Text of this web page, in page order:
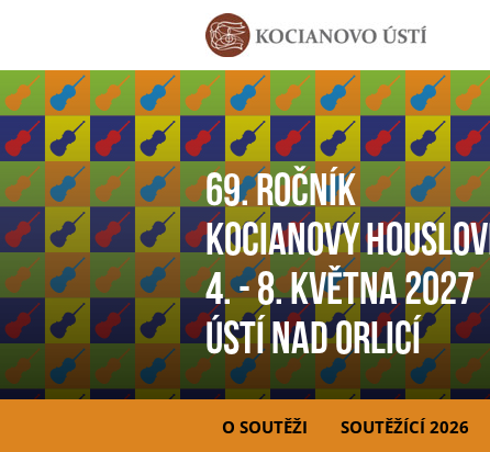
69. ročník
Kocianovy
4. - 8. května 2027
Ústí nad Orlicí
O SOUTĚŽI SOUTĚŽÍCÍ 2026